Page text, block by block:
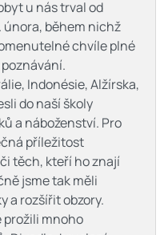
u nás trval od
února, během nichž
chvíle plné
Indonésie, Alžírska,
do naší školy
a náboženství. Pro
příležitost
těch, kteří ho znají
jsme tak měli
a rozšířit obzory.
prožili mnoho